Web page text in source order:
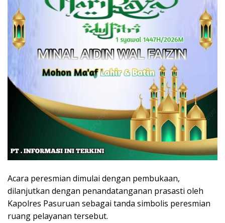
Acara peresmian dimulai dengan pembukaan,
dilanjutkan dengan penandatanganan prasasti oleh
Kapolres Pasuruan sebagai tanda simbolis peresmian
ruang pelayanan tersebut.